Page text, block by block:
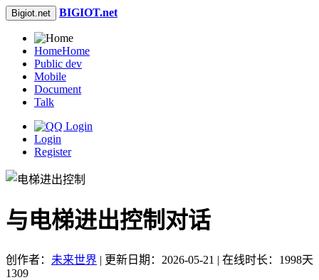
Bigiot.net BIGIOT.net
HomeHome
Public dev
Mobile
Document
Talk
Login
Register
与电梯进出控制对话
创作者： 未来世界 | 更新日期：2026-05-21 | 在线时长：1998天
1309